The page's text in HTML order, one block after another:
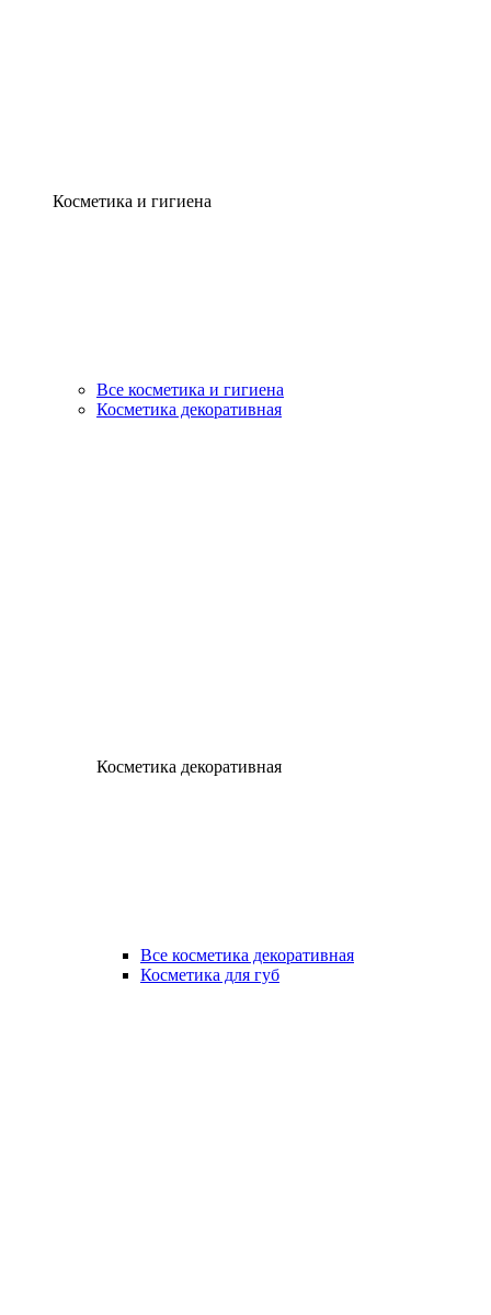
Косметика и гигиена
Все косметика и гигиена
Косметика декоративная
Косметика декоративная
Все косметика декоративная
Косметика для губ